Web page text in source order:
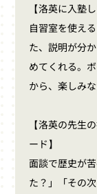
【洛英に入塾
自習室を使え
た、説明が分
めてくれる。
から、楽しみ
【洛英の先生
ード】
面談で歴史が
た？」「その